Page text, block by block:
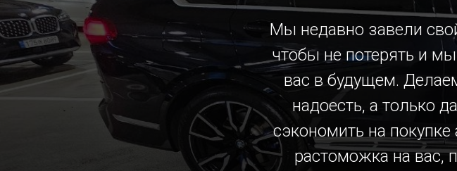
Мы недавно завели
чтобы не потерять и
вас в будущем.
надоесть, а только
сэкономить на
растоможка на вас,